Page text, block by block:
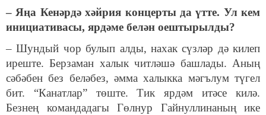
– Яңа Кенәрдә хәйрия концерты да үтте. Ул кем
инициативасы, ярдәме белән оештырылды?
– Шундый чор булып алды, нахак сүзләр дә килеп
иреште. Берзаман халык читләшә башлады. Аның
сәбәбен без беләбез, әмма халыкка мәгълум түгел
бит. “Канатлар” төште. Тик ярдәм итәсе килә.
Безнең командадагы Гөлнур Гайнуллинаның ике